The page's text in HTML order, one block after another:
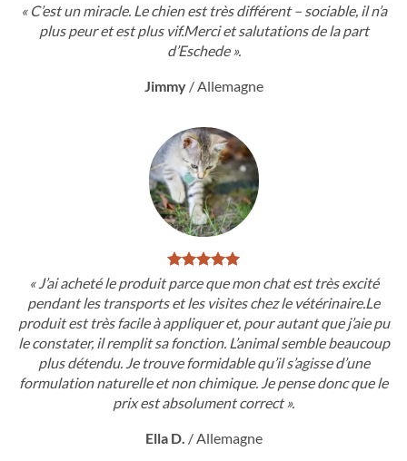
« C’est un miracle. Le chien est très différent – sociable, il n’a
plus peur et est plus vif.Merci et salutations de la part
d’Eschede ».
Jimmy / Allemagne
« J’ai acheté le produit parce que mon chat est très excité
pendant les transports et les visites chez le vétérinaire.Le
produit est très facile à appliquer et, pour autant que j’aie pu
le constater, il remplit sa fonction. L’animal semble beaucoup
plus détendu. Je trouve formidable qu’il s’agisse d’une
formulation naturelle et non chimique. Je pense donc que le
prix est absolument correct ».
Ella D. /Allemagne